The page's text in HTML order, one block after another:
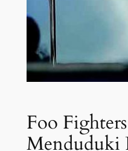
Foo
Menduduki